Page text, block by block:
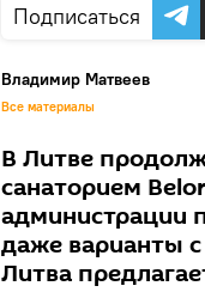
Подписаться
Владимир Матвеев
Все материалы
В Литве
санаторием
администрации
даже варианты
Литва